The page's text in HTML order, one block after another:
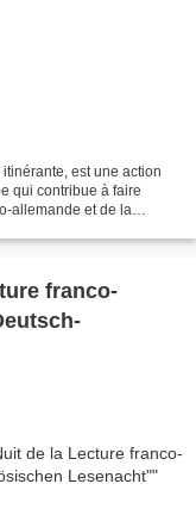
est une action
qui contribue à faire
allemande et de la
franco-